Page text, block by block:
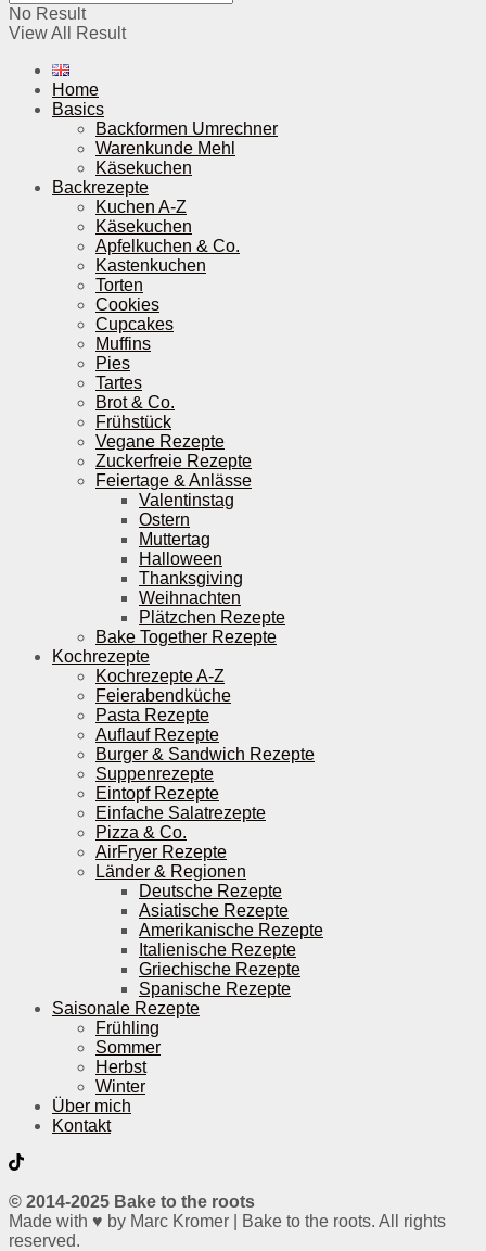
No Result
View All Result
Home
Basics
Backformen Umrechner
Warenkunde Mehl
Käsekuchen
Backrezepte
Kuchen A-Z
Käsekuchen
Apfelkuchen & Co.
Kastenkuchen
Torten
Cookies
Cupcakes
Muffins
Pies
Tartes
Brot & Co.
Frühstück
Vegane Rezepte
Zuckerfreie Rezepte
Feiertage & Anlässe
Valentinstag
Ostern
Muttertag
Halloween
Thanksgiving
Weihnachten
Plätzchen Rezepte
Bake Together Rezepte
Kochrezepte
Kochrezepte A-Z
Feierabendküche
Pasta Rezepte
Auflauf Rezepte
Burger & Sandwich Rezepte
Suppenrezepte
Eintopf Rezepte
Einfache Salatrezepte
Pizza & Co.
AirFryer Rezepte
Länder & Regionen
Deutsche Rezepte
Asiatische Rezepte
Amerikanische Rezepte
Italienische Rezepte
Griechische Rezepte
Spanische Rezepte
Saisonale Rezepte
Frühling
Sommer
Herbst
Winter
Über mich
Kontakt
© 2014-2025 Bake to the roots
Made with ♥ by Marc Kromer | Bake to the roots. All rights
reserved.